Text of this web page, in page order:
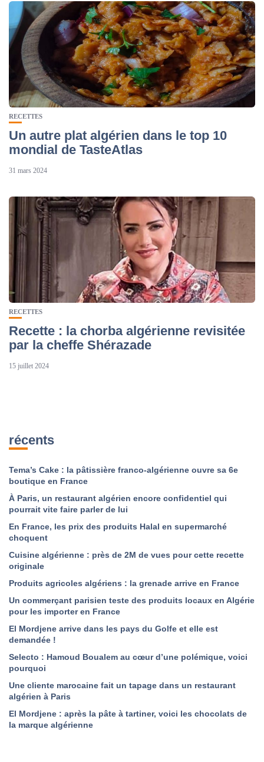
RECETTES
Un autre plat algérien dans le top 10
mondial de TasteAtlas
31 mars 2024
RECETTES
Recette : la chorba algérienne revisitée
par la cheffe Shérazade
15 juillet 2024
récents
Tema’s Cake : la pâtissière franco-algérienne ouvre sa 6e
boutique en France
À Paris, un restaurant algérien encore confidentiel qui
pourrait vite faire parler de lui
En France, les prix des produits Halal en supermarché
choquent
Cuisine algérienne : près de 2M de vues pour cette recette
originale
Produits agricoles algériens : la grenade arrive en France
Un commerçant parisien teste des produits locaux en Algérie
pour les importer en France
El Mordjene arrive dans les pays du Golfe et elle est
demandée !
Selecto : Hamoud Boualem au cœur d’une polémique, voici
pourquoi
Une cliente marocaine fait un tapage dans un restaurant
algérien à Paris
El Mordjene : après la pâte à tartiner, voici les chocolats de
la marque algérienne